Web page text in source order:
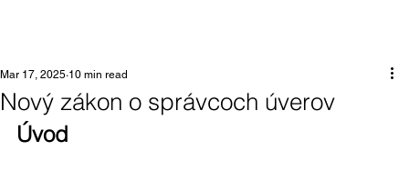
Nový zákon o správcoch úverov
Mar 17, 2025 10 min read
Úvod